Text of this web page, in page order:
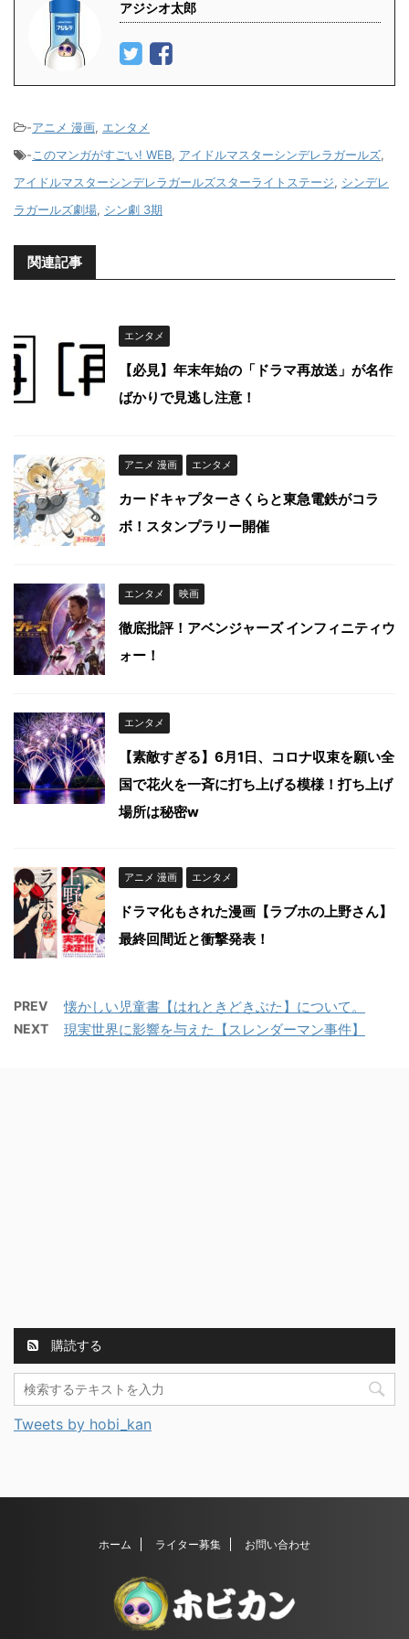
アジシオ太郎
-アニメ 漫画, エンタメ
-このマンガがすごい! WEB, アイドルマスターシンデレラガールズ,
アイドルマスターシンデレラガールズスターライトステージ, シンデレ
ラガールズ劇場, シン劇 3期
関連記事
エンタメ
【必見】年末年始の「ドラマ再放送」が名作
ばかりで見逃し注意！
アニメ 漫画 エンタメ
カードキャプターさくらと東急電鉄がコラ
ボ！スタンプラリー開催
エンタメ 映画
徹底批評！アベンジャーズ インフィニティウ
ォー！
エンタメ
【素敵すぎる】6月1日、コロナ収束を願い全
国で花火を一斉に打ち上げる模様！打ち上げ
場所は秘密w
アニメ 漫画 エンタメ
ドラマ化もされた漫画【ラブホの上野さん】
最終回間近と衝撃発表！
PREV 懐かしい児童書【はれときどきぶた】について。
NEXT 現実世界に影響を与えた【スレンダーマン事件】
購読する
Tweets by hobi_kan
ホーム ライター募集 お問い合わせ